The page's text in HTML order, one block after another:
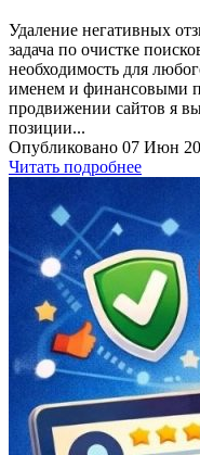
Удаление негативных
задача по очистке
необходимость для
именем и финансовыми
продвижении сайтов я
позиции...
Опубликовано 07 Июн
Читать подробнее